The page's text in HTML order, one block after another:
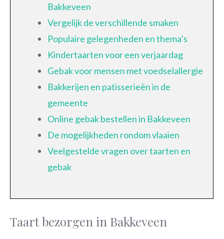
Bakkeveen
Vergelijk de verschillende smaken
Populaire gelegenheden en thema’s
Kindertaarten voor een verjaardag
Gebak voor mensen met voedselallergie
Bakkerijen en patisserieën in de
gemeente
Online gebak bestellen in Bakkeveen
De mogelijkheden rondom vlaaien
Veelgestelde vragen over taarten en
gebak
Taart bezorgen in Bakkeveen